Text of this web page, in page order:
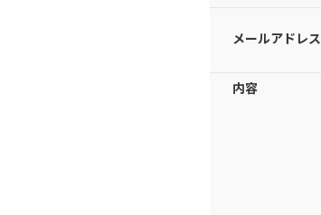
メールアドレス
内容